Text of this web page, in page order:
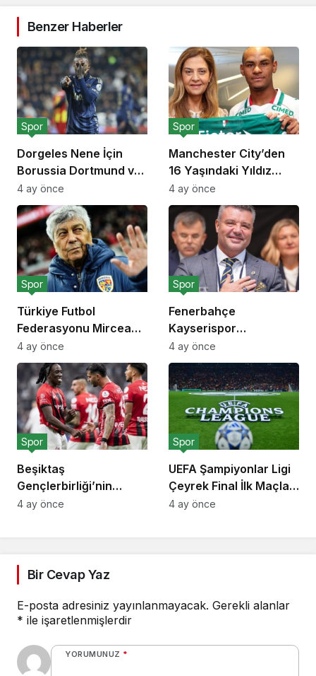
Benzer Haberler
Dorgeles Nene İçin
Borussia Dortmund ve
Bayer Leverkusen
Devreye Girdi
Spor
4 ay önce
Manchester City’den
16 Yaşındaki Yıldız
Adayı İçin 40 Milyon
Euroluk Rekor Teklif
Spor
4 ay önce
Türkiye Futbol
Federasyonu Mircea
Lucescu İçin Saygı
Duruşu Kararı Aldı
Spor
4 ay önce
Fenerbahçe
Kayserispor
Deplasman Maçı
Biletlerini Taraftarı İçin
Sübvanse Etti
Spor
4 ay önce
Beşiktaş
Gençlerbirliği’nin
İtalyan Futbolcusu
Spor
4 ay önce
UEFA Şampiyonlar Ligi
Çeyrek Final İlk Maçları
7 Nisan’da Başlıyor
Spor
4 ay önce
Bir Cevap Yaz
E-posta adresiniz yayınlanmayacak. Gerekli alanlar
* ile işaretlenmişlerdir
YORUMUNUZ *